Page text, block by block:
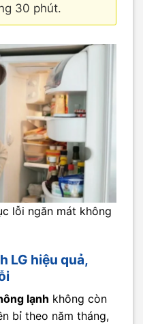
30 phút.
lỗi ngăn mát không
LG hiệu quả,
lạnh không còn
bỉ theo năm tháng,